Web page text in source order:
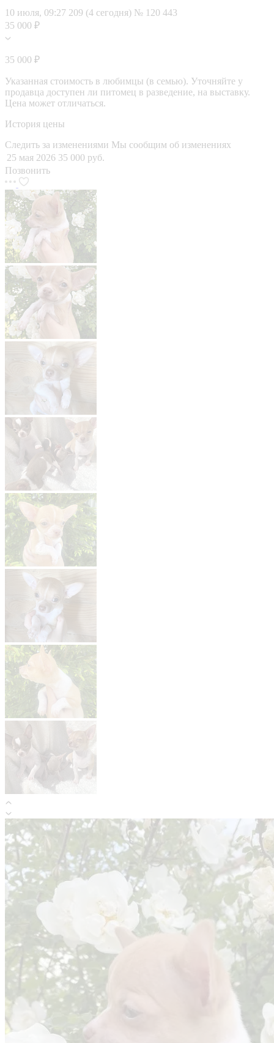
10 июля, 09:27 209 (4 сегодня) № 120 443
35 000 ₽
35 000 ₽
Указанная стоимость в любимцы (в семью). Уточняйте у
продавца доступен ли питомец в разведение, на выставку.
Цена может отличаться.
История цены
Следить за изменениями Мы сообщим об изменениях
25 мая 2026 35 000 руб.
Позвонить